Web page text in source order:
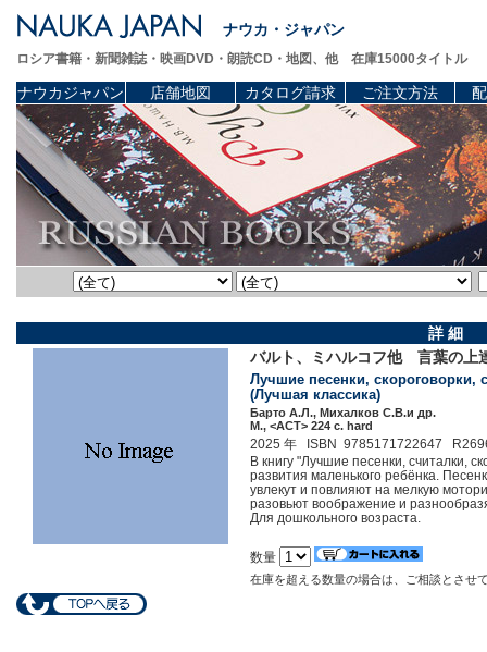
ナウカ・ジャパン
ロシア書籍・新聞雑誌・映画DVD・朗読CD・地図、他 在庫15000タイトル
ナウカジャパン 店舗地図 カタログ請求 ご注文方法
詳 細
バルト、ミハルコフ他 言葉の上
Лучшие песенки, скороговорки,
(Лучшая классика)
Барто А.Л., Михалков С.В.и др.
М., <АСТ> 224 c. hard
2025 年 ISBN 9785171722647
В книгу "Лучшие песенки, считалки,
развития маленького ребёнка.
увлекут и повлияют на мелкую
разовьют воображение и
Для дошкольного возраста.
数量
在庫を超える数量の場合は、ご相談とさせ